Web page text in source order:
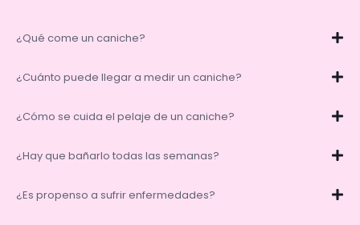
¿Qué come un caniche?
¿Cuánto puede llegar a medir un caniche?
¿Cómo se cuida el pelaje de un caniche?
¿Hay que bañarlo todas las semanas?
¿Es propenso a sufrir enfermedades?